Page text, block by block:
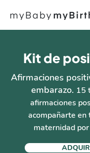
Kit de
Afirmaciones
embarazo. 15
afirmaciones
acompañarte en
maternidad